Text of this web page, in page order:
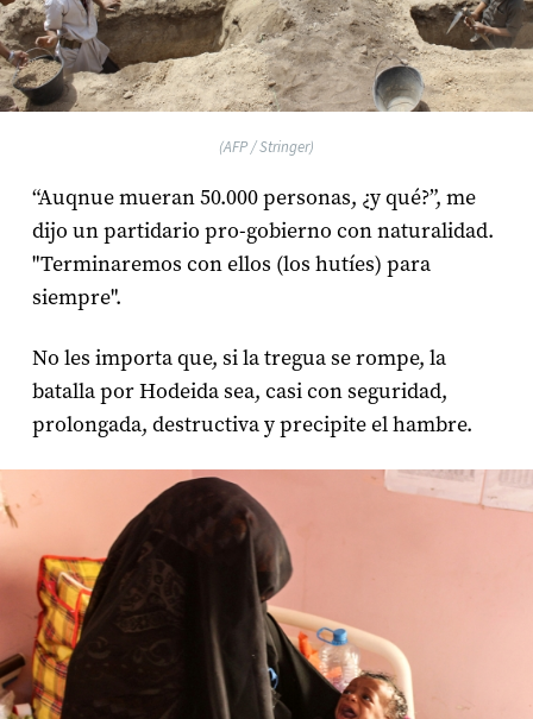
(AFP / Stringer)
“Auqnue mueran 50.000 personas, ¿y qué?”, me
dijo un partidario pro-gobierno con naturalidad.
"Terminaremos con ellos (los hutíes) para
siempre".
No les importa que, si la tregua se rompe, la
batalla por Hodeida sea, casi con seguridad,
prolongada, destructiva y precipite el hambre.